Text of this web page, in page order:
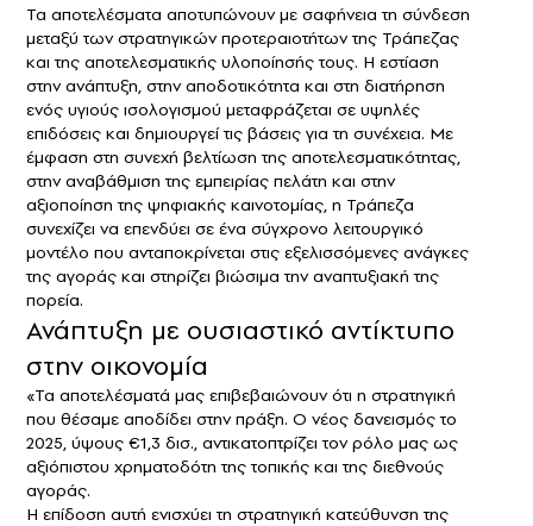
Τα αποτελέσματα αποτυπώνουν με σαφήνεια τη σύνδεση
μεταξύ των στρατηγικών προτεραιοτήτων της Τράπεζας
και της αποτελεσματικής υλοποίησής τους. Η εστίαση
στην ανάπτυξη, στην αποδοτικότητα και στη διατήρηση
ενός υγιούς ισολογισμού μεταφράζεται σε υψηλές
επιδόσεις και δημιουργεί τις βάσεις για τη συνέχεια. Με
έμφαση στη συνεχή βελτίωση της αποτελεσματικότητας,
στην αναβάθμιση της εμπειρίας πελάτη και στην
αξιοποίηση της ψηφιακής καινοτομίας, η Τράπεζα
συνεχίζει να επενδύει σε ένα σύγχρονο λειτουργικό
μοντέλο που ανταποκρίνεται στις εξελισσόμενες ανάγκες
της αγοράς και στηρίζει βιώσιμα την αναπτυξιακή της
πορεία.
Ανάπτυξη με ουσιαστικό αντίκτυπο
στην οικονομία
«Τα αποτελέσματά μας επιβεβαιώνουν ότι η στρατηγική
που θέσαμε αποδίδει στην πράξη. Ο νέος δανεισμός το
2025, ύψους €1,3 δισ., αντικατοπτρίζει τον ρόλο μας ως
αξιόπιστου χρηματοδότη της τοπικής και της διεθνούς
αγοράς.
Η επίδοση αυτή ενισχύει τη στρατηγική κατεύθυνση της